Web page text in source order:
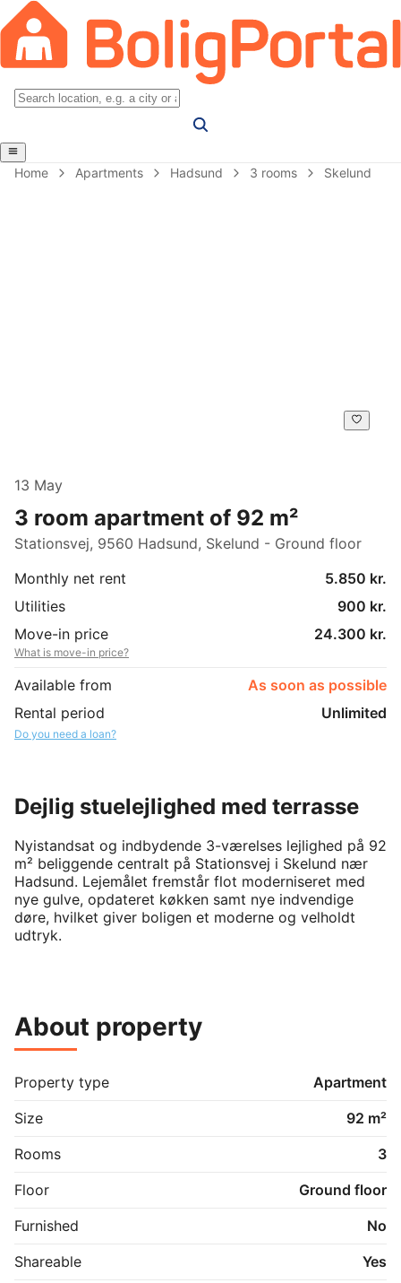
Home Apartments Hadsund 3 rooms Skelund
13 May
3 room apartment of 92 m²
Stationsvej, 9560 Hadsund, Skelund - Ground floor
Monthly net rent
5.850 kr.
Utilities
900 kr.
Move-in price
24.300 kr.
What is move-in price?
Available from
As soon as possible
Rental period
Unlimited
Do you need a loan?
Dejlig stuelejlighed med terrasse
Nyistandsat og indbydende 3-værelses lejlighed på 92
m² beliggende centralt på Stationsvej i Skelund nær
Hadsund. Lejemålet fremstår flot moderniseret med
nye gulve, opdateret køkken samt nye indvendige
døre, hvilket giver boligen et moderne og velholdt
udtryk.
stue giver god plads til både spiseafdeling og
sofaområde, mens køkkenet fremstår pænt og
opbevaringsmuligheder.
Boligen indeholder desuden gode værelser med
parret, den lille familie eller lejeren, der ønsker ekstra
afstand til indkøb, offentlig transport og naturskønne
få minutter.
About property
Property type
Apartment
Size
92 m²
Rooms
3
Floor
Ground floor
Furnished
No
Shareable
Yes